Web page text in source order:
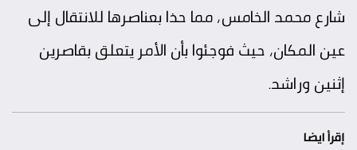
شارع محمد الخامس، مما حذا بعناصرها للانتقال إلى
عين المكان، حيث فوجئوا بأن الأمر يتعلق بقاصرين
إثنين وراشد.
إقرأ ايضا